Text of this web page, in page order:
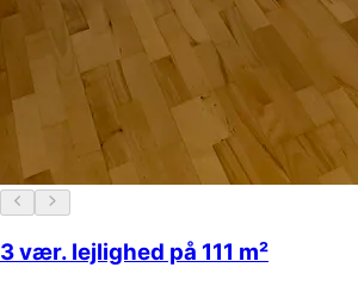
3 vær. lejlighed på 111 m²